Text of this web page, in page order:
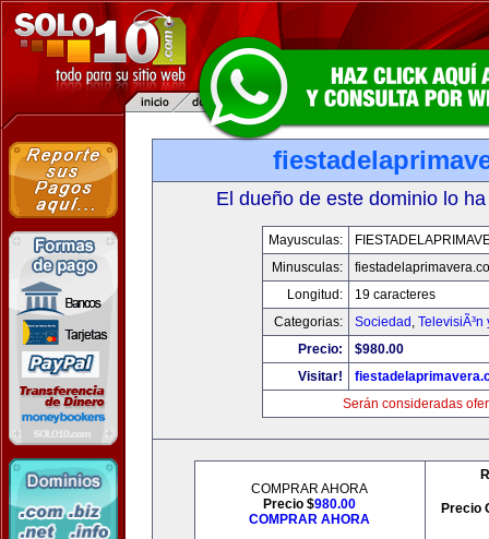
El dueño de este dominio lo
Mayusculas:
Minusculas:
Longitud:
19 caracteres
Categorias:
Sociedad , TelevisiÃ³n
Precio:
$980.00
Visitar!
Serán consideradas
COMPRAR AHORA
Precio $980.00
COMPRAR AHORA
Precio